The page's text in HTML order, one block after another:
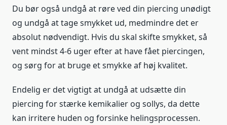
Du bør også undgå at røre ved din piercing unødigt
og undgå at tage smykket ud, medmindre det er
absolut nødvendigt. Hvis du skal skifte smykket, så
vent mindst 4-6 uger efter at have fået piercingen,
og sørg for at bruge et smykke af høj kvalitet.
Endelig er det vigtigt at undgå at udsætte din
piercing for stærke kemikalier og sollys, da dette
kan irritere huden og forsinke helingsprocessen.